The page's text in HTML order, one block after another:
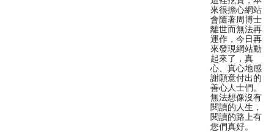
來很擔心網站
會隨著周博士
離世而無法再
運作，今日再
來發現網站動
起來了，真
心、真心地感
謝願意付出的
善心人士們。
無法想像沒有
閱讀的人生，
閱讀的路上有
您們真好。